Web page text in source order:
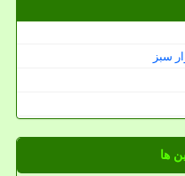
سبز
ها